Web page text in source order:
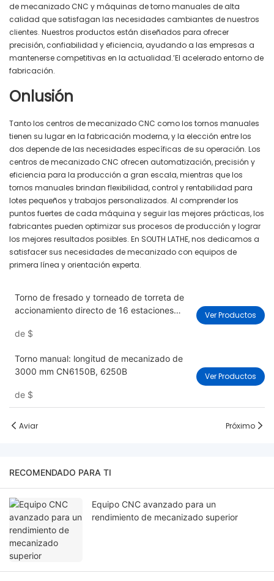
de mecanizado CNC y máquinas de torno manuales de alta
calidad que satisfagan las necesidades cambiantes de nuestros
clientes. Nuestros productos están diseñados para ofrecer
precisión, confiabilidad y eficiencia, ayudando a las empresas a
mantenerse competitivas en la actualidad.’El acelerado entorno de
fabricación.
Onlusión
Tanto los centros de mecanizado CNC como los tornos manuales
tienen su lugar en la fabricación moderna, y la elección entre los
dos depende de las necesidades específicas de su operación. Los
centros de mecanizado CNC ofrecen automatización, precisión y
eficiencia para la producción a gran escala, mientras que los
tornos manuales brindan flexibilidad, control y rentabilidad para
lotes pequeños y trabajos personalizados. Al comprender los
puntos fuertes de cada máquina y seguir las mejores prácticas, los
fabricantes pueden optimizar sus procesos de producción y lograr
los mejores resultados posibles. En SOUTH LATHE, nos dedicamos a
satisfacer sus necesidades de mecanizado con equipos de
primera línea y orientación experta.
Torno de fresado y torneado de torreta de
accionamiento directo de 16 estaciones
de $
Ver Productos
Torno manual: longitud de mecanizado de
3000 mm CN6150B, 6250B
de $
Ver Productos
Aviar Próximo
RECOMENDADO PARA TI
Equipo CNC avanzado para un
rendimiento de mecanizado superior